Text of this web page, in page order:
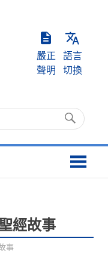
嚴正
聲明
語言
切換
經故事
事